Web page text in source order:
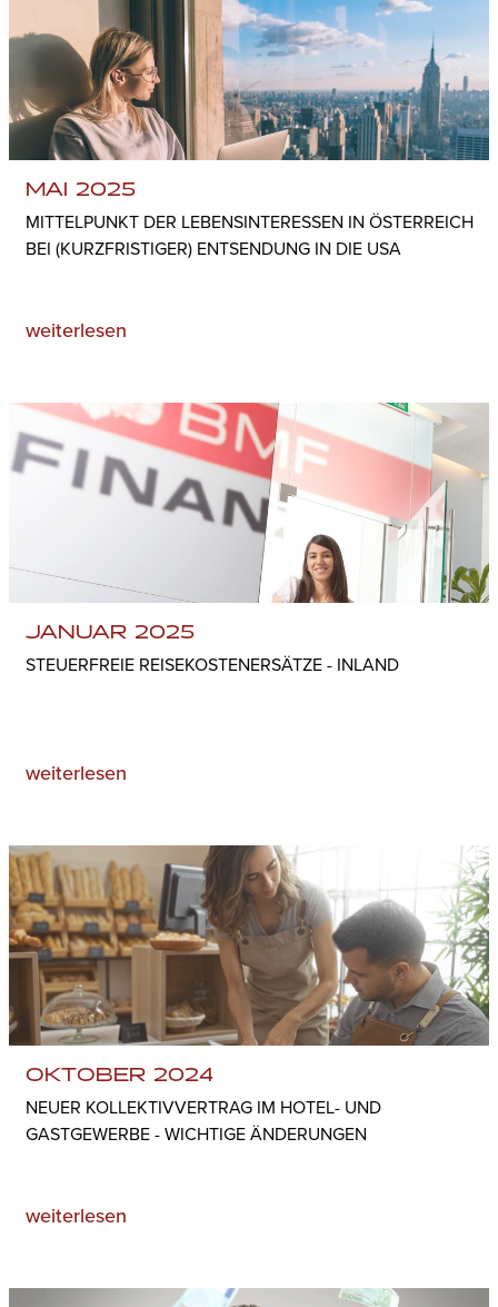
MAI 2025
MITTELPUNKT DER LEBENSINTERESSEN IN ÖSTERREICH
BEI (KURZFRISTIGER) ENTSENDUNG IN DIE USA
weiterlesen
JANUAR 2025
STEUERFREIE REISEKOSTENERSÄTZE - INLAND
weiterlesen
OKTOBER 2024
NEUER KOLLEKTIVVERTRAG IM HOTEL- UND
GASTGEWERBE - WICHTIGE ÄNDERUNGEN
weiterlesen